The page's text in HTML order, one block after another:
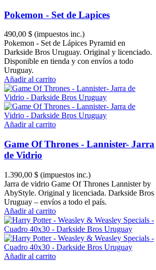
Pokemon - Set de Lapices
490,00 $ (impuestos inc.)
Pokemon - Set de Lápices Pyramid en
Darkside Bros Uruguay. Original y licenciado.
Disponible en tienda y con envíos a todo
Uruguay.
Añadir al carrito
Añadir al carrito
Game Of Thrones - Lannister- Jarra
de Vidrio
1.390,00 $ (impuestos inc.)
Jarra de vidrio Game Of Thrones Lannister by
AbyStyle. Original y licenciada. Darkside Bros
Uruguay – envíos a todo el país.
Añadir al carrito
Añadir al carrito